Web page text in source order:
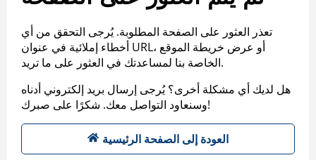
تعذر العثور على الصفحة المطلوبة. يُرجى التحقق من أي
أخطاء إملائية في عنوان URL، أو عرض خريطة الموقع
الخاصة بنا لمساعدتك في العثور على ما تريد.
هل لديك أي مشكلة أخرى؟ يُرجى إرسال بريد إلكتروني أدناه
وسنعاود التواصل معك. شكرًا على صبرك!
العودة إلى الصفحة الرئيسية